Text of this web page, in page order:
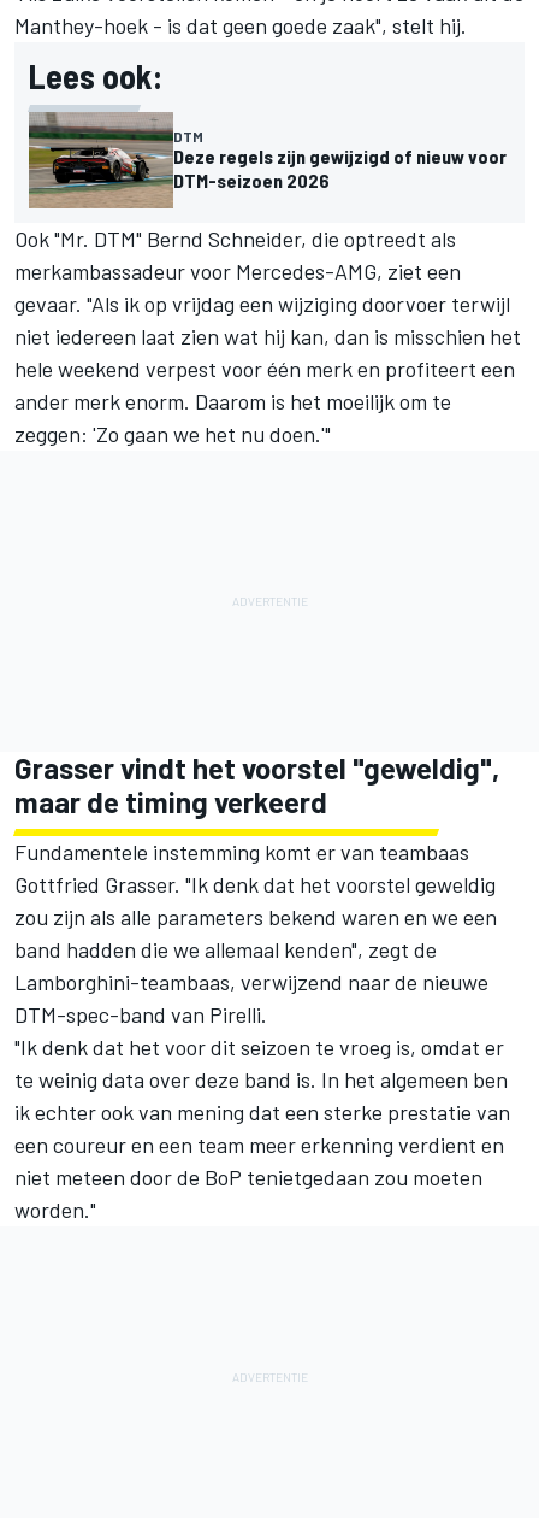
Manthey-hoek - is dat geen goede zaak", stelt hij.
Lees ook:
DTM
Deze regels zijn gewijzigd of nieuw voor
DTM-seizoen 2026
Ook "Mr. DTM" Bernd Schneider, die optreedt als
merkambassadeur voor Mercedes-AMG, ziet een
gevaar. "Als ik op vrijdag een wijziging doorvoer terwijl
niet iedereen laat zien wat hij kan, dan is misschien het
hele weekend verpest voor één merk en profiteert een
ander merk enorm. Daarom is het moeilijk om te
zeggen: 'Zo gaan we het nu doen.'"
Grasser vindt het voorstel "geweldig",
maar de timing verkeerd
Fundamentele instemming komt er van teambaas
Gottfried Grasser. "Ik denk dat het voorstel geweldig
zou zijn als alle parameters bekend waren en we een
band hadden die we allemaal kenden", zegt de
Lamborghini-teambaas, verwijzend naar de nieuwe
DTM-spec-band van Pirelli.
"Ik denk dat het voor dit seizoen te vroeg is, omdat er
te weinig data over deze band is. In het algemeen ben
ik echter ook van mening dat een sterke prestatie van
een coureur en een team meer erkenning verdient en
niet meteen door de BoP tenietgedaan zou moeten
worden."